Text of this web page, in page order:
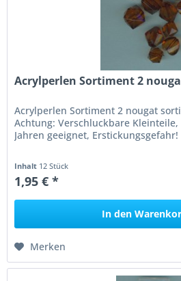
Acrylperlen Sortiment 2
Acrylperlen Sortiment 2 nougat
Achtung: Verschluckbare
Jahren geeignet, Erstickungsgefahr!
Inhalt 12 Stück
1,95 € *
In den
Merken